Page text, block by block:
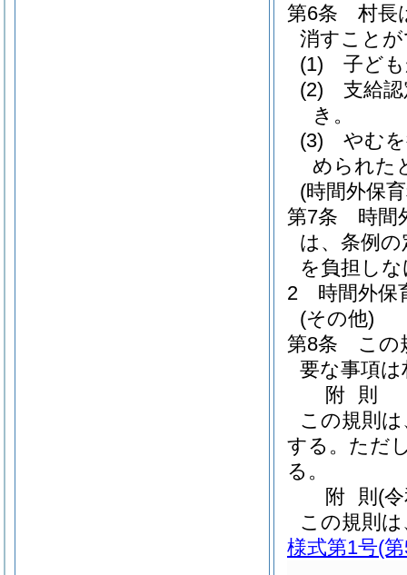
第6条
村長
消すこと
(1)
子ど
(2)
支給
き。
(3)
やむ
められた
(時間外保
第7条
時間
は、条例
を負担し
2
時間外保
(その他)
第8条
この
要な事項
附 則
この規則
する。 ただ
る。
附 則 (
この規則
様式第1号(